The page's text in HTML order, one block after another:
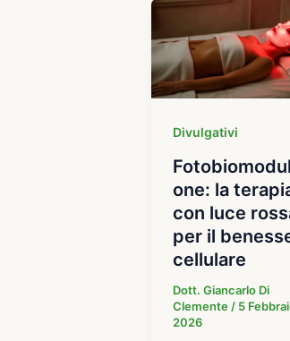
Divulgativi
one: la
con luce
per il
cellulare
Dott. Giancarlo Di
Clemente / 5
2026